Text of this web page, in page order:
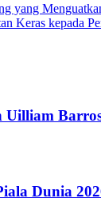
yang
Keras kepada
Dunia